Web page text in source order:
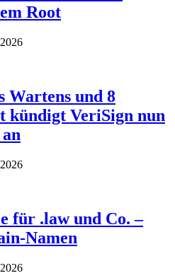
Root
Wartens und 8
kündigt VeriSign nun
für .law und Co. –
Namen